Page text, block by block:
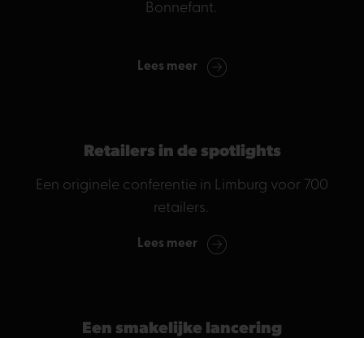
Bonnefant.
Lees meer
Retailers in de spotlights
Een originele conferentie in Limburg voor 700
retailers.
Lees meer
Een smakelijke lancering